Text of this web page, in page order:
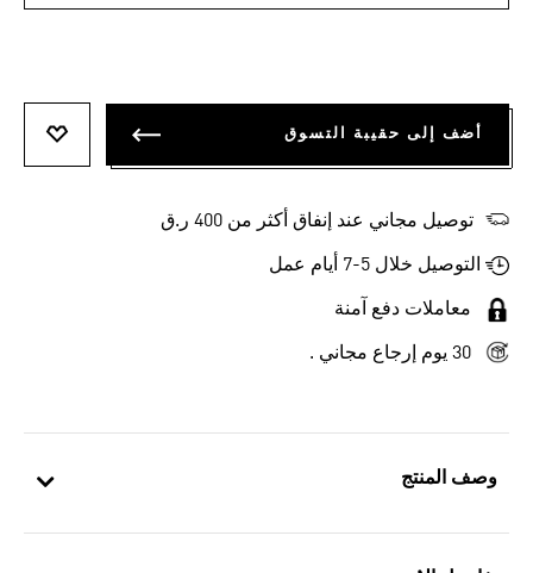
وصف المنتج
أضف إلى حقيبة التسوق
توصيل مجاني عند إنفاق أكثر من 400 ر.ق
التوصيل خلال 5-7 أيام عمل
معاملات دفع آمنة